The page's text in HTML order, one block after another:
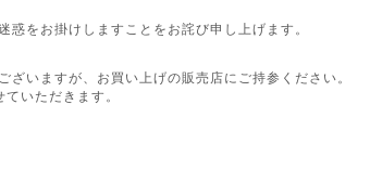
をお掛けしますことをお詫び申し上げます。
いますが、お買い上げの販売店にご持参ください。
いただきます。